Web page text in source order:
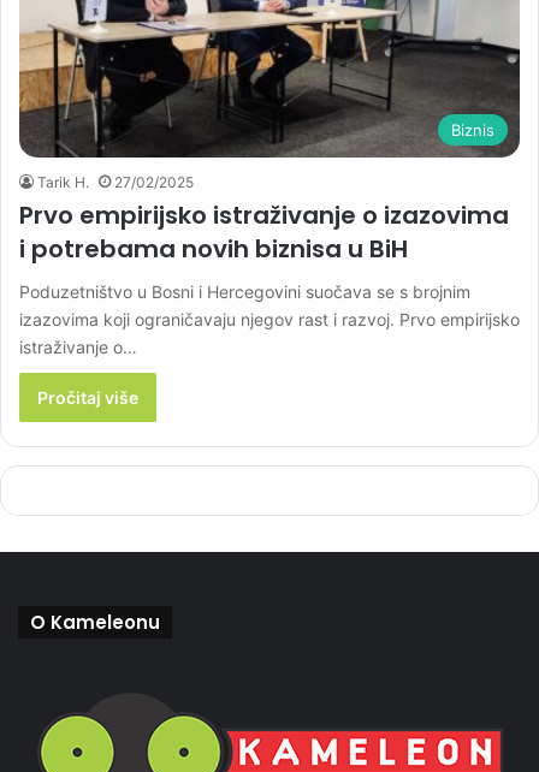
Biznis
Tarik H. 27/02/2025
Prvo empirijsko istraživanje o izazovima
i potrebama novih biznisa u BiH
Poduzetništvo u Bosni i Hercegovini suočava se s brojnim
izazovima koji ograničavaju njegov rast i razvoj. Prvo empirijsko
istraživanje o…
Pročitaj više
O Kameleonu